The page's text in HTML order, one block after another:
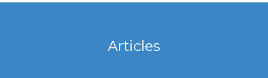
Articles